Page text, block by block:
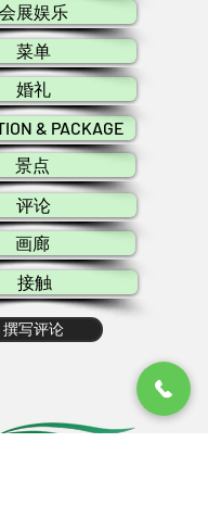
会展娱乐
菜单
婚礼
& PACKAGE
景点
评论
画廊
接触
撰写评论